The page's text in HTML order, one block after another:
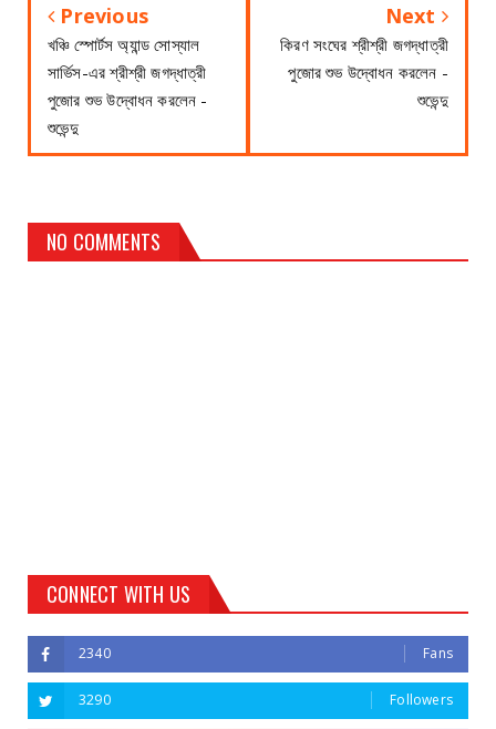
Previous
খঞ্চি স্পোর্টস অ্যান্ড সোস্যাল
সার্ভিস-এর শ্রীশ্রী জগদ্ধাত্রী
পুজোর শুভ উদ্বোধন করলেন -
শুভেন্দু
Next
কিরণ সংঘের শ্রীশ্রী জগদ্ধাত্রী
পুজোর শুভ উদ্বোধন করলেন -
শুভেন্দু
NO COMMENTS
CONNECT WITH US
2340 Fans
3290 Followers